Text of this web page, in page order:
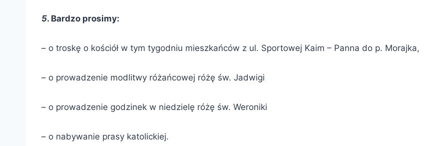
5. Bardzo prosimy:
– o troskę o kościół w tym tygodniu mieszkańców z ul. Sportowej Kaim – Panna do p. Morajka,
– o prowadzenie modlitwy różańcowej różę św. Jadwigi
– o prowadzenie godzinek w niedzielę różę św. Weroniki
– o nabywanie prasy katolickiej.